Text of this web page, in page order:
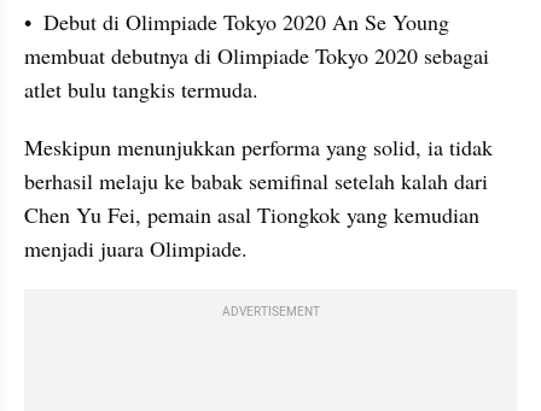
•  Debut di Olimpiade Tokyo 2020 An Se Young
membuat debutnya di Olimpiade Tokyo 2020 sebagai
atlet bulu tangkis termuda.
Meskipun menunjukkan performa yang solid, ia tidak
berhasil melaju ke babak semifinal setelah kalah dari
Chen Yu Fei, pemain asal Tiongkok yang kemudian
menjadi juara Olimpiade.
ADVERTISEMENT